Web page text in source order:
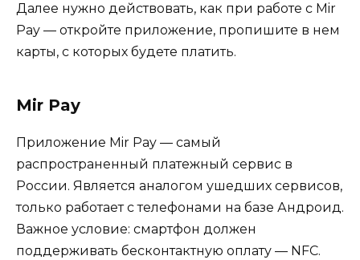
Далее нужно действовать, как при работе с Mir
Pay — откройте приложение, пропишите в нем
карты, с которых будете платить.
Mir Pay
Приложение Mir Pay ― самый
распространенный платежный сервис в
России. Является аналогом ушедших сервисов,
только работает с телефонами на базе Андроид.
Важное условие: смартфон должен
поддерживать бесконтактную оплату — NFC.